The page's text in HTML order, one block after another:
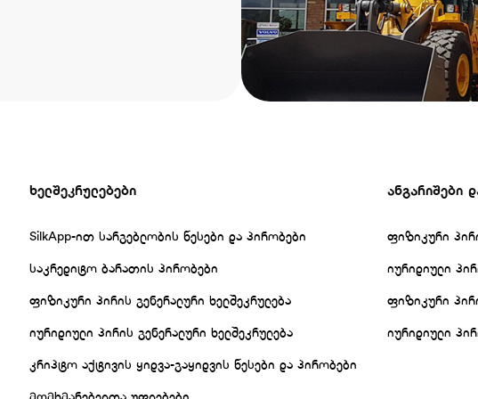
ხელშეკრულებები
SilkApp-ით სარგებლობის წესები და პირობები
საკრედიტო ბარათის პირობები
ფიზიკური პირის გენერალური ხელშეკრულება
იურიდიული პირის გენერალური ხელშეკრულება
კრიპტო აქტივის ყიდვა-გაყიდვის წესები და პირობები
ანგარიშები
ფიზიკური
იურიდიული
ფიზიკური
იურიდიული